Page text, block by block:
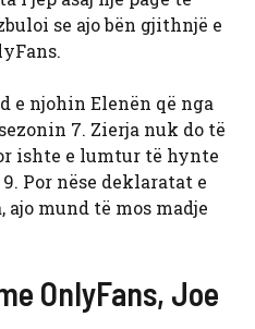
se ajo bën gjithnjë e
e njohin Elenën që nga
7. Zierja nuk do të
ishte e lumtur të hynte
Por nëse deklaratat e
ajo mund të mos madje
OnlyFans, Joe